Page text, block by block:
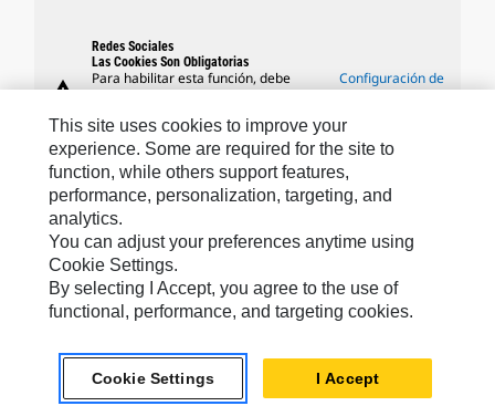
warning
Redes Sociales
Las Cookies Son Obligatorias
Para habilitar esta función, debe
aceptar el uso de cookies de
rendimiento.
Configuración de
MARCAS DE CATERPILLAR
Caterpillar.com
Caterpillar Contacto
Mis Preferencias De Marketing
This site uses cookies to improve your
experience. Some are required for the site to
function, while others support features,
performance, personalization, targeting, and
analytics.
You can adjust your preferences anytime using
Cookie Settings.
By selecting I Accept, you agree to the use of
functional, performance, and targeting cookies.
Cookie Settings I Accept